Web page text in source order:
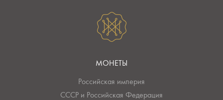
МОНЕТЫ
Российская империя
СССР и Российская Федерация